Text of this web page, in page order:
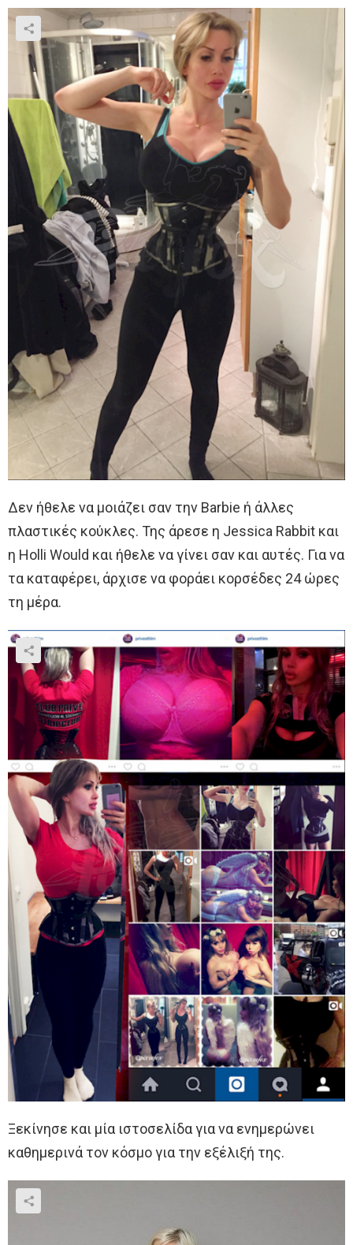
Δεν ήθελε να μοιάζει σαν την Barbie ή άλλες
πλαστικές κούκλες. Της άρεσε η Jessica Rabbit και
η Holli Would και ήθελε να γίνει σαν και αυτές. Για να
τα καταφέρει, άρχισε να φοράει κορσέδες 24 ώρες
τη μέρα.
Ξεκίνησε και μία ιστοσελίδα για να ενημερώνει
καθημερινά τον κόσμο για την εξέλιξή της.